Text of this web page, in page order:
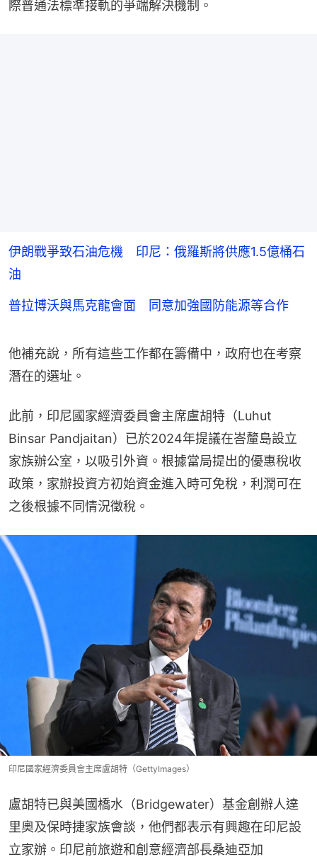
際普通法標準接軌的爭端解決機制。
伊朗戰爭致石油危機 印尼：俄羅斯將供應1.5億桶石
油
普拉博沃與馬克龍會面 同意加強國防能源等合作
他補充說，所有這些工作都在籌備中，政府也在考察
潛在的選址。
此前，印尼國家經濟委員會主席盧胡特（Luhut
Binsar Pandjaitan）已於2024年提議在峇釐島設立
家族辦公室，以吸引外資。根據當局提出的優惠稅收
政策，家辦投資方初始資金進入時可免稅，利潤可在
之後根據不同情況徵稅。
印尼國家經濟委員會主席盧胡特（GettyImages）
盧胡特已與美國橋水（Bridgewater）基金創辦人達
里奧及保時捷家族會談，他們都表示有興趣在印尼設
立家辦。印尼前旅遊和創意經濟部長桑迪亞加